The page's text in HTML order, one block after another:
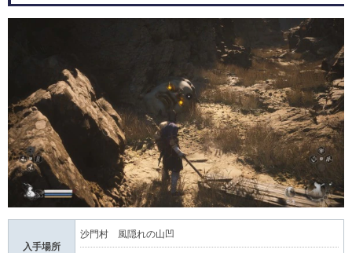
入手場所
沙門村 風隠れの山凹